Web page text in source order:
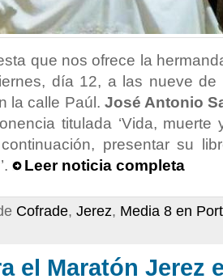
que nos ofrece la
día 12, a las nueve
la calle Paúl. José Antonio
titulada ‘Vida,
continuación, presentar su
Leer noticia completa
Cofrade, Jerez, Media 8 en
el Maratón Jerez